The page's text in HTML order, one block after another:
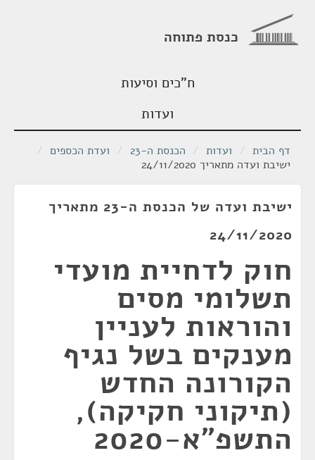
כנסת פתוחה
ח"כים וסיעות
ועדות
דף הבית / ועדות / הכנסת ה-23 / ועדת הכספים /
ישיבת ועדה מתאריך 24/11/2020
ישיבת ועדה של הכנסת ה-23 מתאריך
24/11/2020
חוק לדחיית מועדי
תשלומי מסים
והוראות לעניין
מענקים בשל נגיף
הקורונה החדש
(תיקוני חקיקה),
התשפ"א-2020